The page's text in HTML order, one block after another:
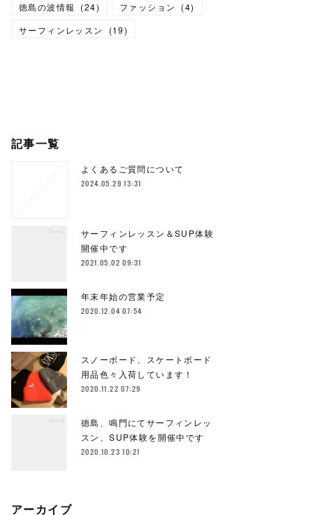
徳島の波情報
(24) ファッション (4)
サーフィンレッスン
(19)
記事一覧
よくあるご質問について
2024.05.29 13:31
サーフィンレッスン＆SUP体験
開催中です
2021.05.02 09:31
年末年始の営業予定
2020.12.04 07:54
スノーボード、スケートボード
用品色々入荷しています！
2020.11.22 07:29
徳島、鳴門にてサーフィンレッ
スン、SUP体験を開催中です
2020.10.23 10:21
アーカイブ